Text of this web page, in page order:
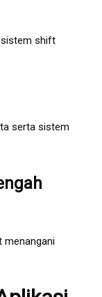
sistem shift
serta sistem
menangani